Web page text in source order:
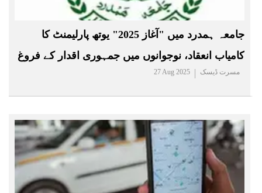
جامعہ ہمدرد میں "آغاز 2025" یوتھ پارلیمنٹ کا
کامیاب انعقاد، نوجوانوں میں جمہوری اقدار کے فروغ
پر زور
27 Aug 2025 مسرت ڈیسک